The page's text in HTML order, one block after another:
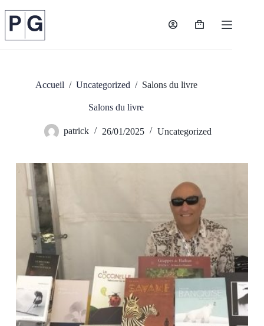
contenu
Panier
Accueil / Uncategorized / Salons du livre
Salons du livre
patrick 26/01/2025 Uncategorized